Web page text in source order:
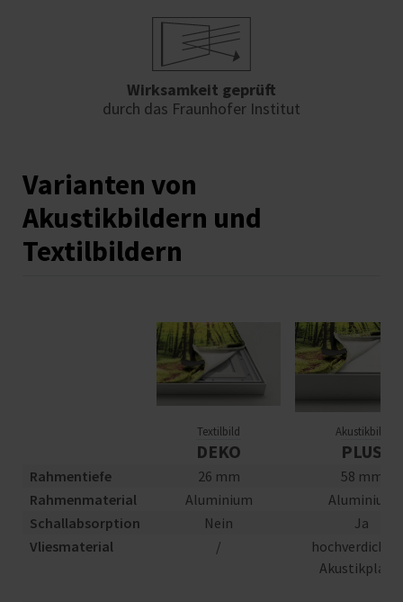
Wirksamkeit geprüft
durch das Fraunhofer Institut
Varianten von
Akustikbildern und
Textilbildern
Textilbild
DEKO
Akustikbild
PLUS
Rahmentiefe 26 mm
58 mm
Rahmenmaterial
Aluminium
Aluminium
Schallabsorption
Nein
Ja
Vliesmaterial
/